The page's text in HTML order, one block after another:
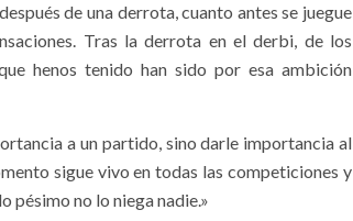
de una derrota, cuanto antes se juegue
Tras la derrota en el derbi, de los
henos tenido han sido por esa ambición
a un partido, sino darle importancia al
sigue vivo en todas las competiciones y
pésimo no lo niega nadie.»